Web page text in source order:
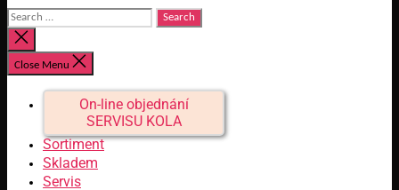
Search
for:
Close
search
Close Menu
On-line objednání
SERVISU KOLA
Sortiment
Skladem
Servis